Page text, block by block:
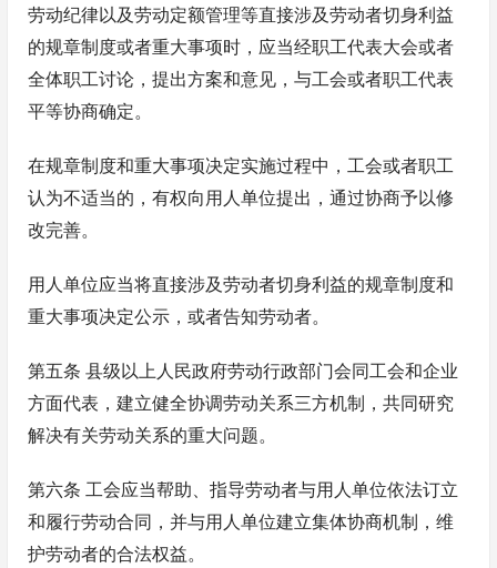
劳动纪律以及劳动定额管理等直接涉及劳动者切身利益
的规章制度或者重大事项时，应当经职工代表大会或者
全体职工讨论，提出方案和意见，与工会或者职工代表
平等协商确定。
在规章制度和重大事项决定实施过程中，工会或者职工
认为不适当的，有权向用人单位提出，通过协商予以修
改完善。
用人单位应当将直接涉及劳动者切身利益的规章制度和
重大事项决定公示，或者告知劳动者。
第五条 县级以上人民政府劳动行政部门会同工会和企业
方面代表，建立健全协调劳动关系三方机制，共同研究
解决有关劳动关系的重大问题。
第六条 工会应当帮助、指导劳动者与用人单位依法订立
和履行劳动合同，并与用人单位建立集体协商机制，维
护劳动者的合法权益。